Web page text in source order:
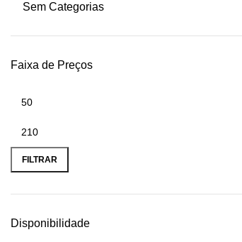
Sem Categorias
Faixa de Preços
FILTRAR
Disponibilidade